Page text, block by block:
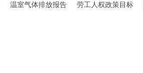
温室气体排放报告 劳工人权政策目标